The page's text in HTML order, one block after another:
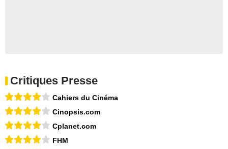
Critiques Presse
Cahiers du Cinéma
Cinopsis.com
Cplanet.com
FHM